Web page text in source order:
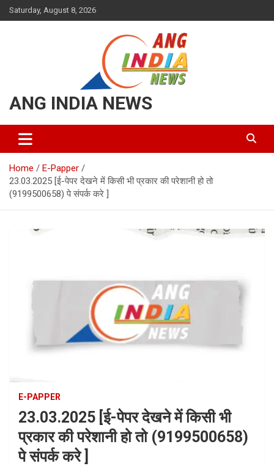
Skip
to
Saturday, August 8, 2026
ANG INDIA NEWS
Home
E-Papper
23.03.2025 [ई-पेपर देखने में किसी भी प्रकार की परेशानी हो तो
(9199500658) पे संपर्क करे ]
E-PAPPER
23.03.2025 [ई-पेपर देखने में किसी भी
प्रकार की परेशानी हो तो (9199500658)
पे संपर्क करे ]